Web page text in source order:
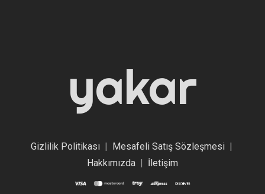
yakar
Gizlilik Politikası| Mesafeli Satış Sözleşmesi|
Hakkımızda | İletişim